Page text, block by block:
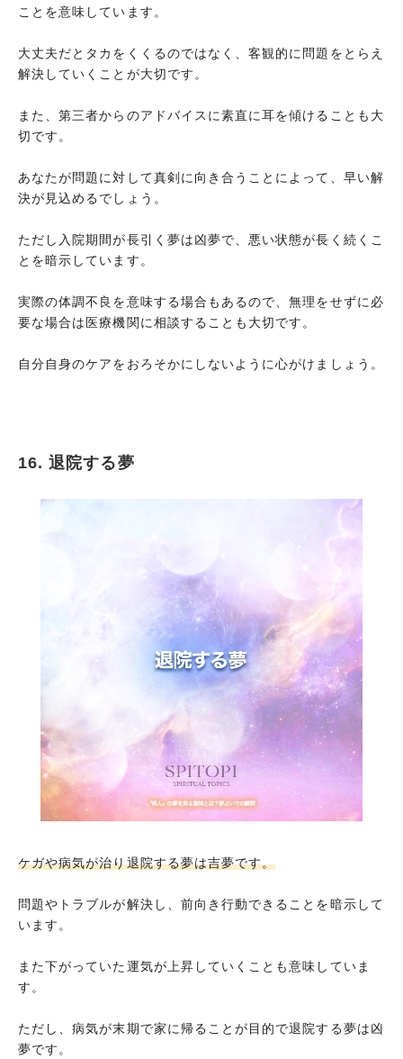
ことを意味しています。
大丈夫だとタカをくくるのではなく、客観的に問題をとらえ
解決していくことが大切です。
また、第三者からのアドバイスに素直に耳を傾けることも大
切です。
あなたが問題に対して真剣に向き合うことによって、早い解
決が見込めるでしょう。
ただし入院期間が長引く夢は凶夢で、悪い状態が長く続くこ
とを暗示しています。
実際の体調不良を意味する場合もあるので、無理をせずに必
要な場合は医療機関に相談することも大切です。
自分自身のケアをおろそかにしないように心がけましょう。
16. 退院する夢
ケガや病気が治り退院する夢は吉夢です。
問題やトラブルが解決し、前向き行動できることを暗示して
います。
また下がっていた運気が上昇していくことも意味していま
す。
ただし、病気が末期で家に帰ることが目的で退院する夢は凶
夢です。